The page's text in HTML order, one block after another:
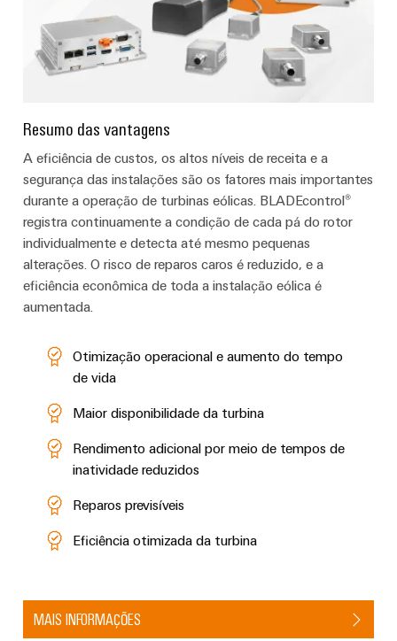
Inovações de
produtos
Conectividade
prática para o
seu setor.
industrial.
Weidmüller
intuitiva,
Resumo das vantagens
A eficiência de custos, os altos níveis de receita e a
segurança das instalações são os fatores mais importantes
durante a operação de turbinas eólicas. BLADEcontrol®
registra continuamente a condição de cada pá do rotor
individualmente e detecta até mesmo pequenas
alterações. O risco de reparos caros é reduzido, e a
eficiência econômica de toda a instalação eólica é
aumentada.
Otimização operacional e aumento do tempo
de vida
Maior disponibilidade da turbina
Rendimento adicional por meio de tempos de
inatividade reduzidos
Reparos previsíveis
Eficiência otimizada da turbina
MAIS INFORMAÇÕES